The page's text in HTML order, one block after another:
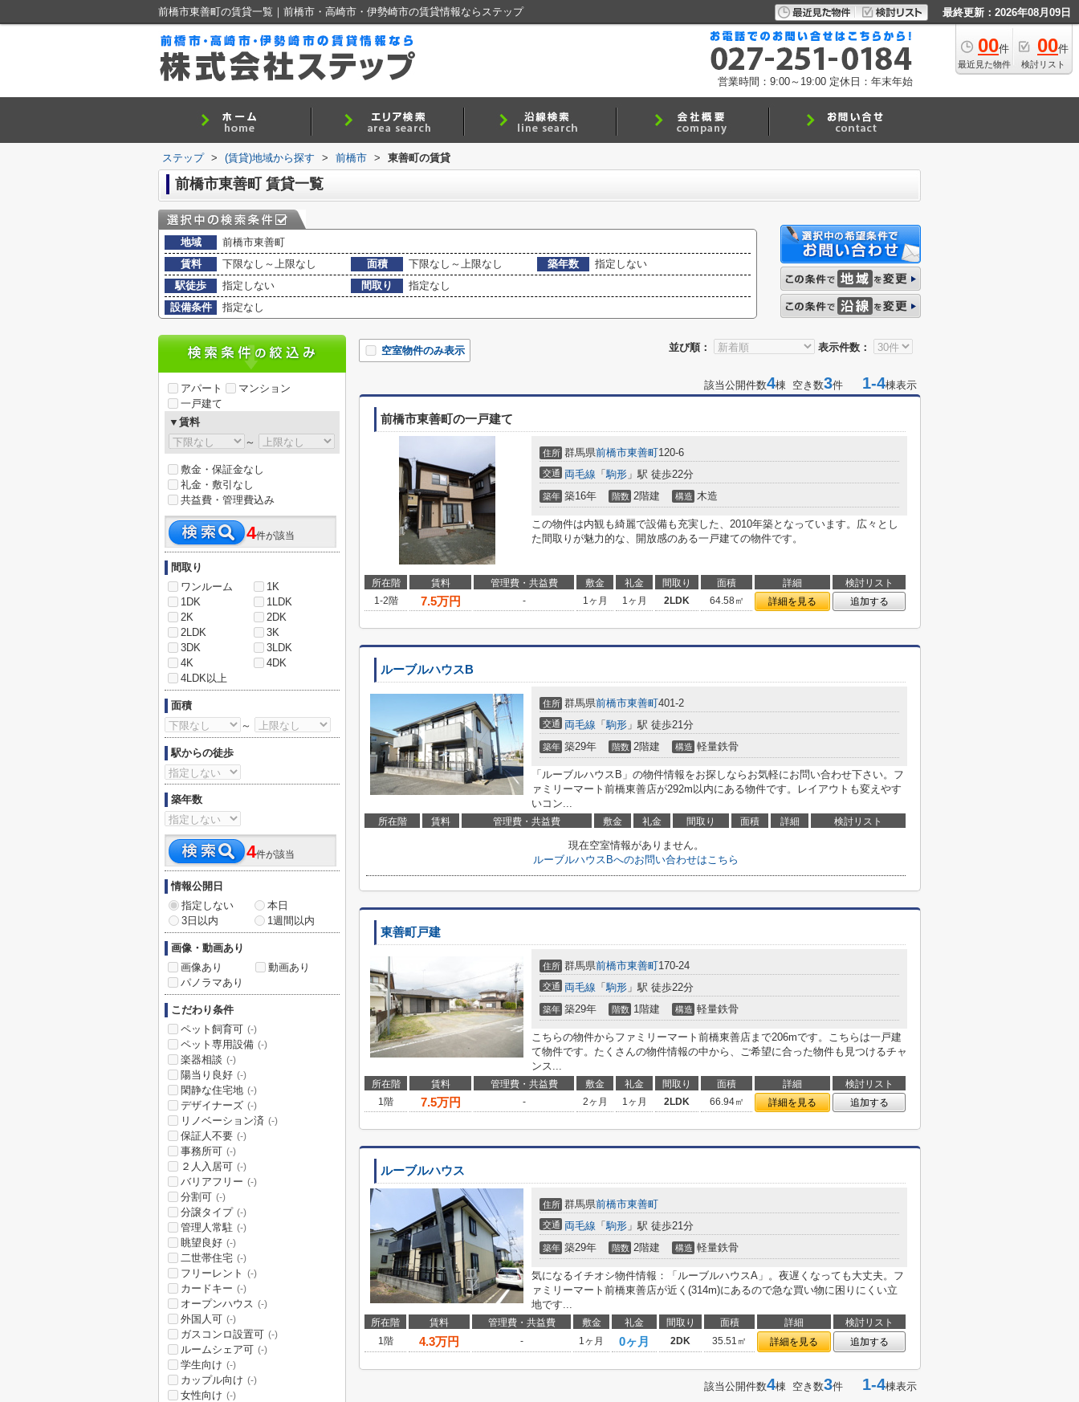
前橋市東善町の賃貸一覧｜前橋市・高崎市・伊勢崎市の賃貸情報ならステップ 最終更新：2026年08月09日
00件
最近見た物件
00件
検討リスト
営業時間：9:00～19:00 定休日：年末年始
ステップ > (賃貸)地域から探す > 前橋市 > 東善町の賃貸
前橋市東善町 賃貸一覧
地域
前橋市東善町
賃料
下限なし～上限なし 面積 下限なし～上限なし 築年数
指定しない
駅徒歩
指定しない 間取り
指定なし
設備条件
指定なし
並び順： 表示件数：
空室物件のみ表示
該当公開件数4棟 空き数3件 1-4棟表示
前橋市東善町の一戸建て
住所 群馬県前橋市東善町120-6
交通 両毛線 「駒形 」駅 徒歩22分
築年 築16年 階数 2階建 構造 木造
この物件は内観も綺麗で設備も充実した、2010年築となっています。広々とし
た間取りが魅力的な、開放感のある一戸建ての物件です。
所在階 賃料 管理費・共益費 敷金 礼金 間取り 面積 詳細
検討リスト
1-2階
7.5万円 - 1ヶ月 1ヶ月 2LDK 64.58㎡ 詳細を見る 追加する
ルーブルハウスB
住所 群馬県前橋市東善町401-2
交通 両毛線 「駒形 」駅 徒歩21分
築年 築29年 階数 2階建 構造 軽量鉄骨
「ルーブルハウスB」の物件情報をお探しならお気軽にお問い合わせ下さい。フ
ァミリーマート前橋東善店が292m以内にある物件です。レイアウトも変えやす
いコン...
所在階 賃料 管理費・共益費 敷金 礼金 間取り 面積 詳細 検討リスト
現在空室情報がありません。
ルーブルハウスBへのお問い合わせはこちら
東善町戸建
住所 群馬県前橋市東善町170-24
交通 両毛線 「駒形 」駅 徒歩22分
築年 築29年 階数 1階建 構造 軽量鉄骨
こちらの物件からファミリーマート前橋東善店まで206mです。こちらは一戸建
て物件です。たくさんの物件情報の中から、ご希望に合った物件も見つけるチャ
ンス...
所在階 賃料 管理費・共益費 敷金 礼金 間取り 面積 詳細
検討リスト
1階
7.5万円 - 2ヶ月 1ヶ月 2LDK 66.94㎡ 詳細を見る 追加する
ルーブルハウス
住所 群馬県前橋市東善町
交通 両毛線 「駒形 」駅 徒歩21分
築年 築29年 階数 2階建 構造 軽量鉄骨
気になるイチオシ物件情報：「ルーブルハウスA」。夜遅くなっても大丈夫。フ
ァミリーマート前橋東善店が近く(314m)にあるので急な買い物に困りにくい立
地です...
所在階 賃料 管理費・共益費 敷金 礼金 間取り 面積 詳細
検討リスト
1階
4.3万円 - 1ヶ月 0ヶ月 2DK 35.51㎡ 詳細を見る 追加する
該当公開件数4棟 空き数3件 1-4棟表示
アパート
マンション
一戸建て
▼賃料
～
敷金・保証金なし
礼金・敷引なし
共益費・管理費込み
4件が該当
間取り
ワンルーム
1K
1DK
1LDK
2K
2DK
2LDK
3K
3DK
3LDK
4K
4DK
4LDK以上
面積
～
駅からの徒歩
築年数
4件が該当
情報公開日
指定しない
本日
3日以内
1週間以内
画像・動画あり
画像あり
動画あり
パノラマあり
こだわり条件
ペット飼育可 (-)
ペット専用設備 (-)
楽器相談 (-)
陽当り良好 (-)
閑静な住宅地 (-)
デザイナーズ (-)
リノベーション済 (-)
保証人不要 (-)
事務所可 (-)
２人入居可 (-)
バリアフリー (-)
分割可 (-)
分譲タイプ (-)
管理人常駐 (-)
眺望良好 (-)
二世帯住宅 (-)
フリーレント (-)
カードキー (-)
オープンハウス (-)
外国人可 (-)
ガスコンロ設置可 (-)
ルームシェア可 (-)
学生向け (-)
カップル向け (-)
女性向け (-)